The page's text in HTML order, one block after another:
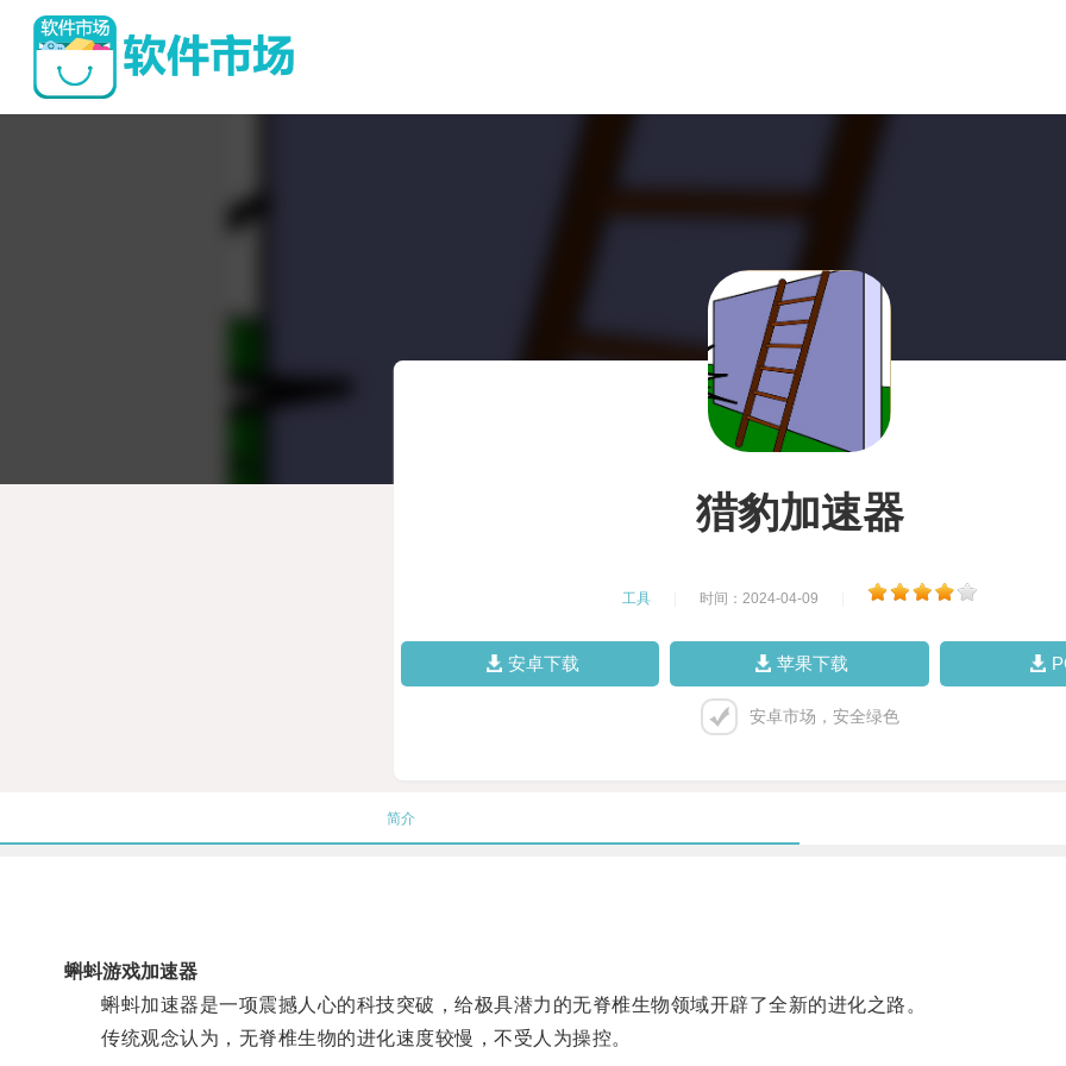
猎豹加速器
工具 时间：2024-04-09
安卓下载 苹果下载
安卓市场，安全绿色
简介
蝌蚪游戏加速器
蝌蚪加速器是一项震撼人心的科技突破，给极具潜力的无脊椎生物领域开辟了全新的进化之路。
传统观念认为，无脊椎生物的进化速度较慢，不受人为操控。